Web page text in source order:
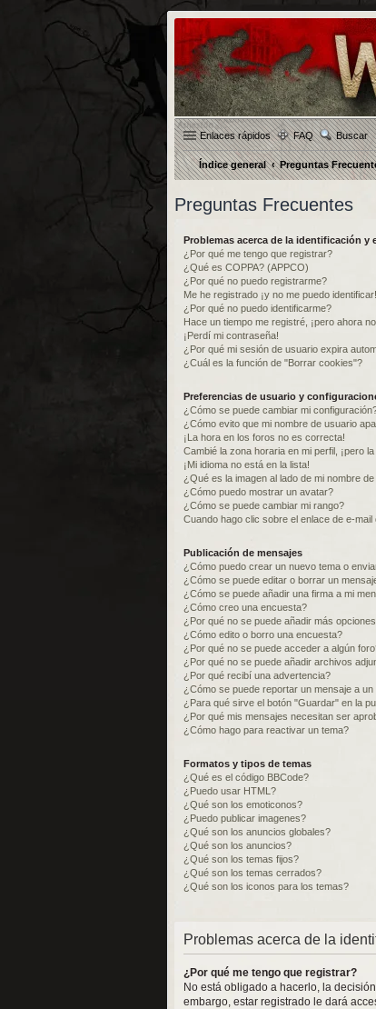
Enlaces rápidos FAQ Buscar
Índice general Preguntas
Preguntas Frecuentes
Problemas acerca de la identificación y
¿Por qué me tengo que registrar?
¿Qué es COPPA? (APPCO)
¿Por qué no puedo registrarme?
Me he registrado ¡y no me puedo identificar!
¿Por qué no puedo identificarme?
Hace un tiempo me registré, ¡pero ahora
¡Perdí mi contraseña!
¿Por qué mi sesión de usuario expira
¿Cuál es la función de "Borrar cookies"?
Preferencias de usuario y
¿Cómo se puede cambiar mi
¿Cómo evito que mi nombre de usuario
¡La hora en los foros no es correcta!
Cambié la zona horaria en mi perfil, ¡pero
¡Mi idioma no está en la lista!
¿Qué es la imagen al lado de mi nombre
¿Cómo puedo mostrar un avatar?
¿Cómo se puede cambiar mi rango?
Cuando hago clic sobre el enlace de e-
Publicación de mensajes
¿Cómo puedo crear un nuevo tema o
¿Cómo se puede editar o borrar un
¿Cómo se puede añadir una firma a mi
¿Cómo creo una encuesta?
¿Por qué no se puede añadir más
¿Cómo edito o borro una encuesta?
¿Por qué no se puede acceder a algún
¿Por qué no se puede añadir archivos
¿Por qué recibí una advertencia?
¿Cómo se puede reportar un mensaje a
¿Para qué sirve el botón "Guardar" en la
¿Por qué mis mensajes necesitan ser
¿Cómo hago para reactivar un tema?
Formatos y tipos de temas
¿Qué es el código BBCode?
¿Puedo usar HTML?
¿Qué son los emoticonos?
¿Puedo publicar imagenes?
¿Qué son los anuncios globales?
¿Qué son los anuncios?
¿Qué son los temas fijos?
¿Qué son los temas cerrados?
¿Qué son los iconos para los temas?
Problemas acerca de la
¿Por qué me tengo que registrar?
No está obligado a hacerlo, la
embargo, estar registrado le dará